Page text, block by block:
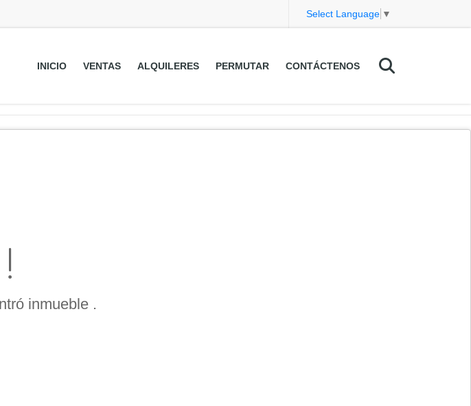
Select Language ▼
INICIO VENTAS ALQUILERES PERMUTAR CONTÁCTENOS
inmueble .